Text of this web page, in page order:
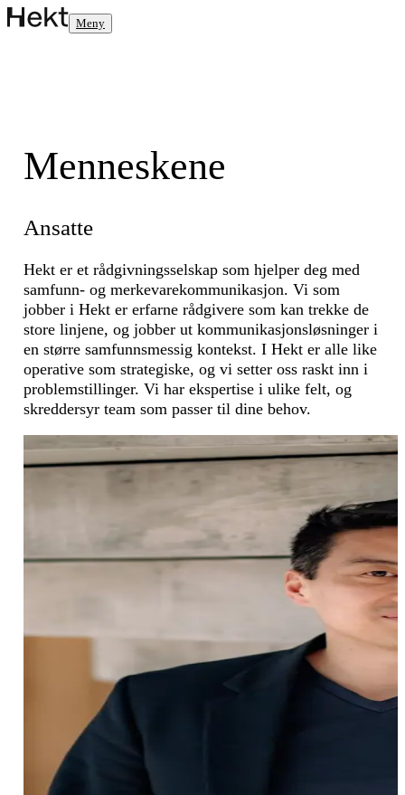
Meny
Menneskene
Ansatte
Hekt er et rådgivningsselskap som hjelper deg med
samfunn- og merkevarekommunikasjon. Vi som
jobber i Hekt er erfarne rådgivere som kan trekke de
store linjene, og jobber ut kommunikasjonsløsninger i
en større samfunnsmessig kontekst. I Hekt er alle like
operative som strategiske, og vi setter oss raskt inn i
problemstillinger. Vi har ekspertise i ulike felt, og
skreddersyr team som passer til dine behov.